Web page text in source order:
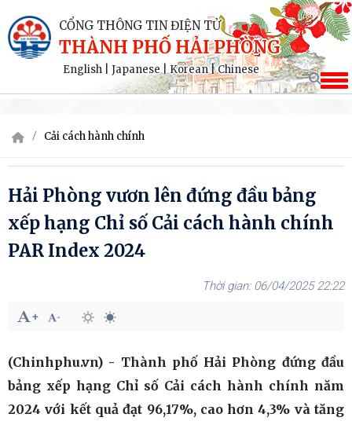
CỔNG THÔNG TIN ĐIỆN TỬ
THÀNH PHỐ HẢI PHÒNG
English Japanese|Korean|Chinese
Cải cách hành chính
Hải Phòng vươn lên đứng đầu bảng
xếp hạng Chỉ số Cải cách hành chính
PAR Index 2024
06/04/2025 22:22
(Chinhphu.vn) - Thành phố Hải Phòng đứng đầu
bảng xếp hạng Chỉ số Cải cách hành chính năm
2024 với kết quả đạt 96,17%, cao hơn 4,3% và tăng